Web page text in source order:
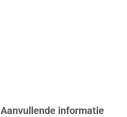
Aanvullende informatie